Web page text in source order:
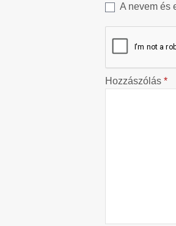
A nevem és
Hozzászólás *